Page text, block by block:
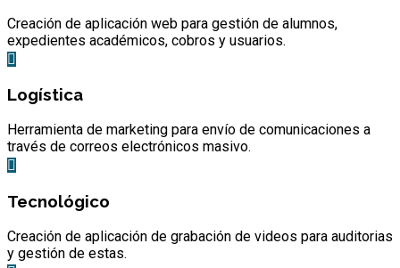
Creación de aplicación web para gestión de alumnos,
expedientes académicos, cobros y usuarios.
Logística
Herramienta de marketing para envío de comunicaciones a
través de correos electrónicos masivo.
Tecnológico
Creación de aplicación de grabación de videos para auditorias
y gestión de estas.